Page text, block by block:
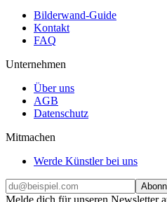
Bilderwand-Guide
Kontakt
FAQ
Unternehmen
Über uns
AGB
Datenschutz
Mitmachen
Werde Künstler bei uns